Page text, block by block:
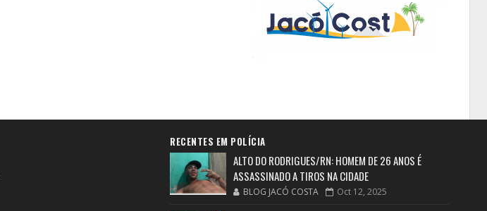
RECENTES EM POLÍCIA
ALTO DO RODRIGUES/RN: HOMEM DE 26 ANOS É
ASSASSINADO A TIROS NA CIDADE
BLOG JACÓ COSTA Oct 12, 2025